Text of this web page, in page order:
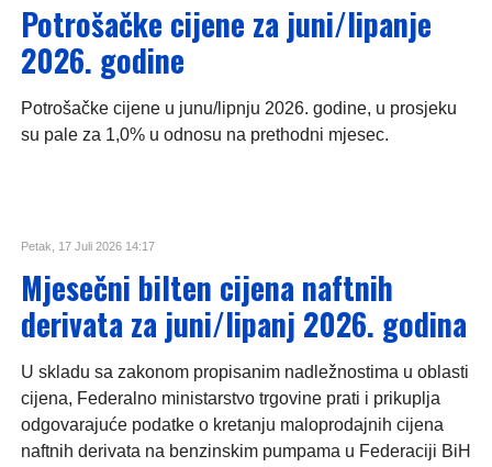
Potrošačke cijene za juni/lipanje
2026. godine
Potrošačke cijene u junu/lipnju 2026. godine, u prosjeku
su pale za 1,0% u odnosu na prethodni mjesec.
Petak, 17 Juli 2026 14:17
Mjesečni bilten cijena naftnih
derivata za juni/lipanj 2026. godina
U skladu sa zakonom propisanim nadležnostima u oblasti
cijena, Federalno ministarstvo trgovine prati i prikuplja
odgovarajuće podatke o kretanju maloprodajnih cijena
naftnih derivata na benzinskim pumpama u Federaciji BiH